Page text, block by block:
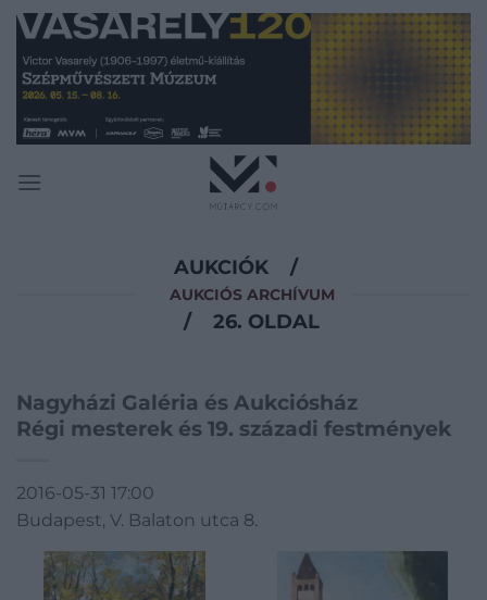
Skip
content
AUKCIÓK /
AUKCIÓS ARCHÍVUM
/ 26. OLDAL
Nagyházi Galéria és Aukciósház
Régi mesterek és 19. századi festmények
2016-05-31 17:00
Budapest, V. Balaton utca 8.